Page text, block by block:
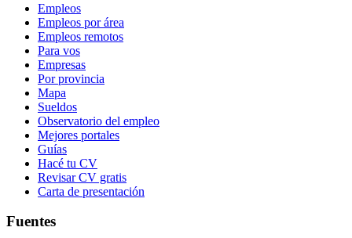
Empleos
Empleos por área
Empleos remotos
Para vos
Empresas
Por provincia
Mapa
Sueldos
Observatorio del empleo
Mejores portales
Guías
Hacé tu CV
Revisar CV gratis
Carta de presentación
Fuentes